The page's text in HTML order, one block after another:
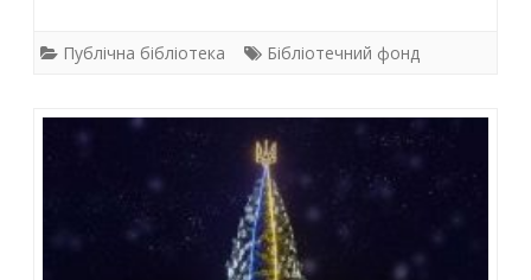
e
o
ittat
A
p
p
k
dI
n
Публічна бібліотека Бібліотечний фонд